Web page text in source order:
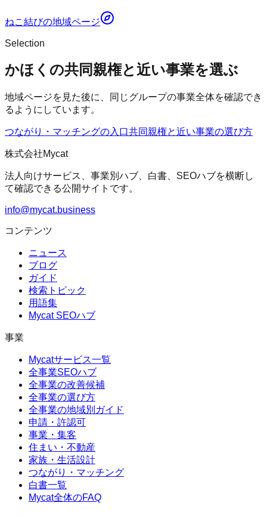
ねこ結びの地域ページ
Selection
かほくの共同親権と近い事業を選ぶ
地域ページを見た後に、同じグループの事業全体を確認でき
るようにしています。
つながり・マッチングの入口共同親権と近い事業の選び方
株式会社Mycat
法人向けサービス、事業別ハブ、白書、SEOハブを横断し
て確認できる公開サイトです。
info@mycat.business
コンテンツ
ニュース
ブログ
ガイド
検索トピック
用語集
Mycat SEOハブ
事業
Mycatサービス一覧
全事業SEOハブ
全事業の改善候補
全事業の選び方
全事業の地域別ガイド
申請・許認可
事業・集客
住まい・不動産
家族・生活設計
つながり・マッチング
白書一覧
Mycat全体のFAQ